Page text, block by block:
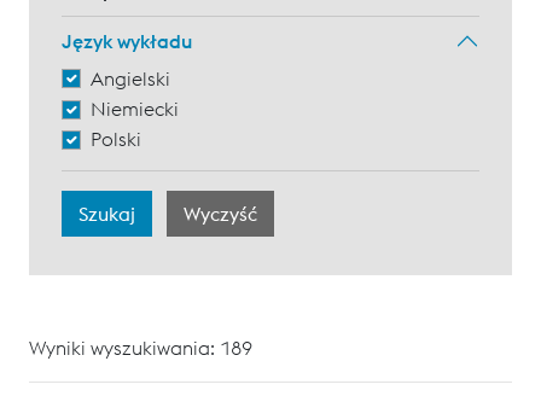
Język wykładu
Angielski
Niemiecki
Polski
Wyniki wyszukiwania: 189